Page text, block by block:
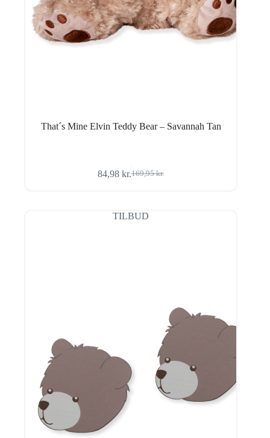
That´s Mine Elvin Teddy Bear – Savannah Tan
169,95kr.
Den
var:
169,95 kr..
84,98kr.Den
er:
84,98 kr..
TILBUD